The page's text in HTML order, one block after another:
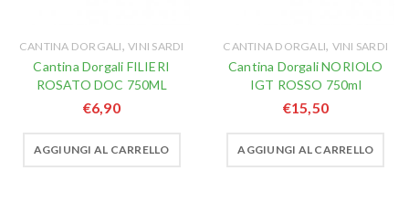
CANTINA DORGALI,VINI SARDI
Cantina Dorgali FILIERI
ROSATO DOC 750ML
€6,90
AGGIUNGI AL CARRELLO
CANTINA DORGALI, VINI SARDI
Cantina Dorgali NORIOLO
IGT ROSSO 750ml
€15,50
AGGIUNGI AL CARRELLO